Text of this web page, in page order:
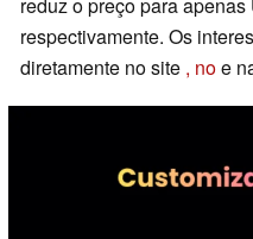
respectivamente. Os
diretamente no site , noe